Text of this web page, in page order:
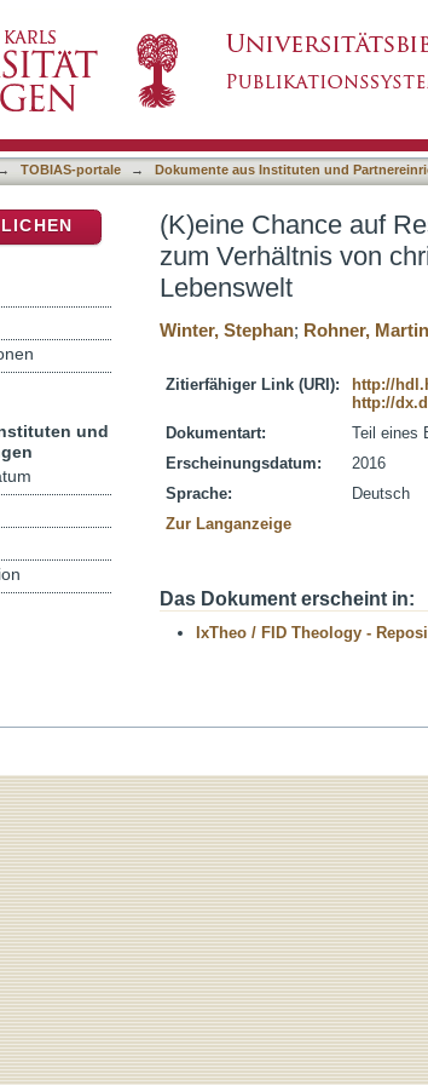
und säkularer
→ TOBIAS-portale → Dokumente aus Instituten und
(K)eine Chance auf
zum Verhältnis von
Lebenswelt
Winter, Stephan; Rohner, Martin
Zitierfähiger Link (URI):
http://
http://
Dokumentart:
Teil eines
Erscheinungsdatum:
2016
Sprache:
Deutsch
Zur Langanzeige
Das Dokument erscheint in:
IxTheo / FID Theology -
und